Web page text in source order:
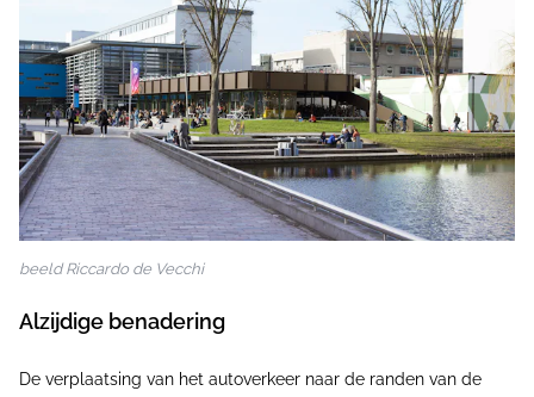
beeld Riccardo de Vecchi
Alzijdige benadering
De verplaatsing van het autoverkeer naar de randen van de